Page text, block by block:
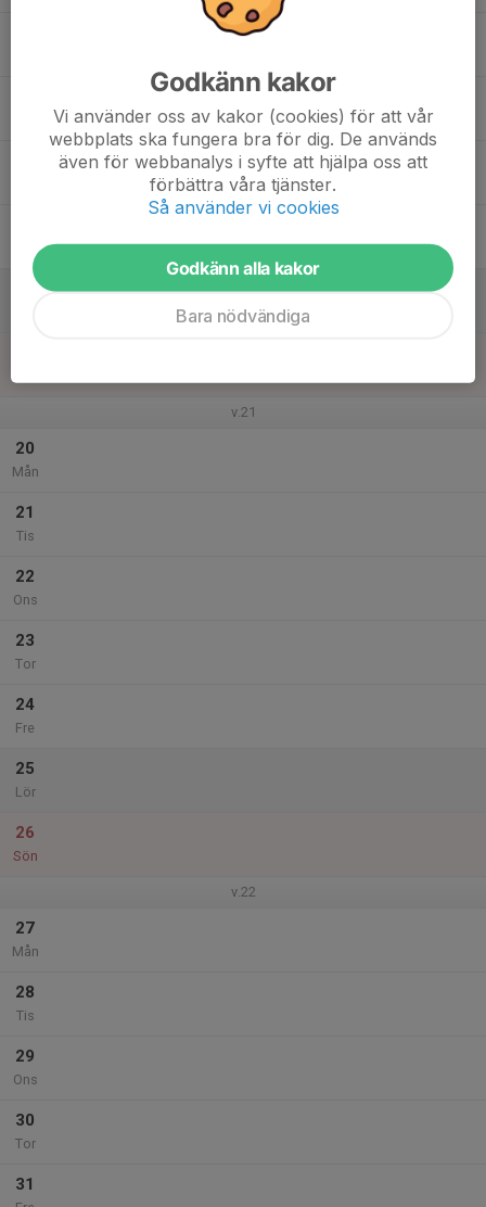
v.21
20
Mån
21
Tis
22
Ons
23
Tor
24
Fre
25
Lör
26
Sön
v.22
27
Mån
28
Tis
29
Ons
30
Tor
31
Godkänn kakor
Vi använder oss av kakor (cookies) för att vår
webbplats ska fungera bra för dig. De används
även för webbanalys i syfte att hjälpa oss att
förbättra våra tjänster.
Så använder vi cookies
Godkänn alla kakor
Bara nödvändiga